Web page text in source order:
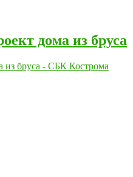
дома из бруса